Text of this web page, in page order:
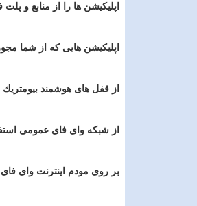
اپلیكیشن ها را از منابع و پلت
اپلیكیشن هایی كه از شما
از قفل های هوشمند
از شبكه وای فای عمومی
بر روی مودم اینترنت وای